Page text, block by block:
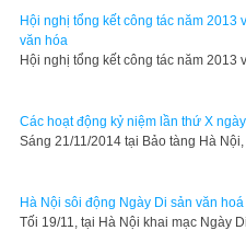
Hội nghị tổng kết công tác năm
văn hóa
​Hội nghị tổng kết công tác năm
Các hoạt động kỷ niệm lần thứ X
​Sáng 21/11/2014 tại Bảo tàng Hà
Hà Nội sôi động Ngày Di sản văn
​Tối 19/11, tại Hà Nội khai mạc Ngày